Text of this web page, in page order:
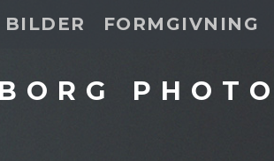
BILDER FORMGIVNING